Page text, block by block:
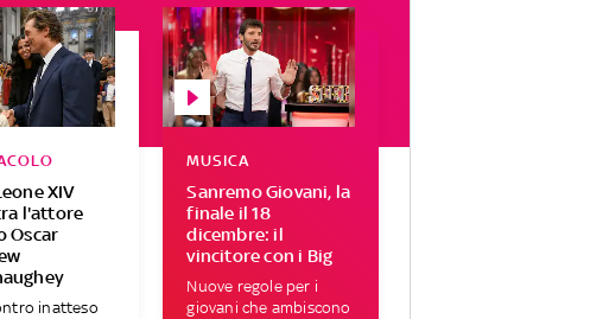
XIV
l'attore
Oscar
inatteso
Sanremo Giovani, la
finale il 18
dicembre: il
vincitore con i Big
MUSICA
Nuove regole per i
giovani che ambiscono